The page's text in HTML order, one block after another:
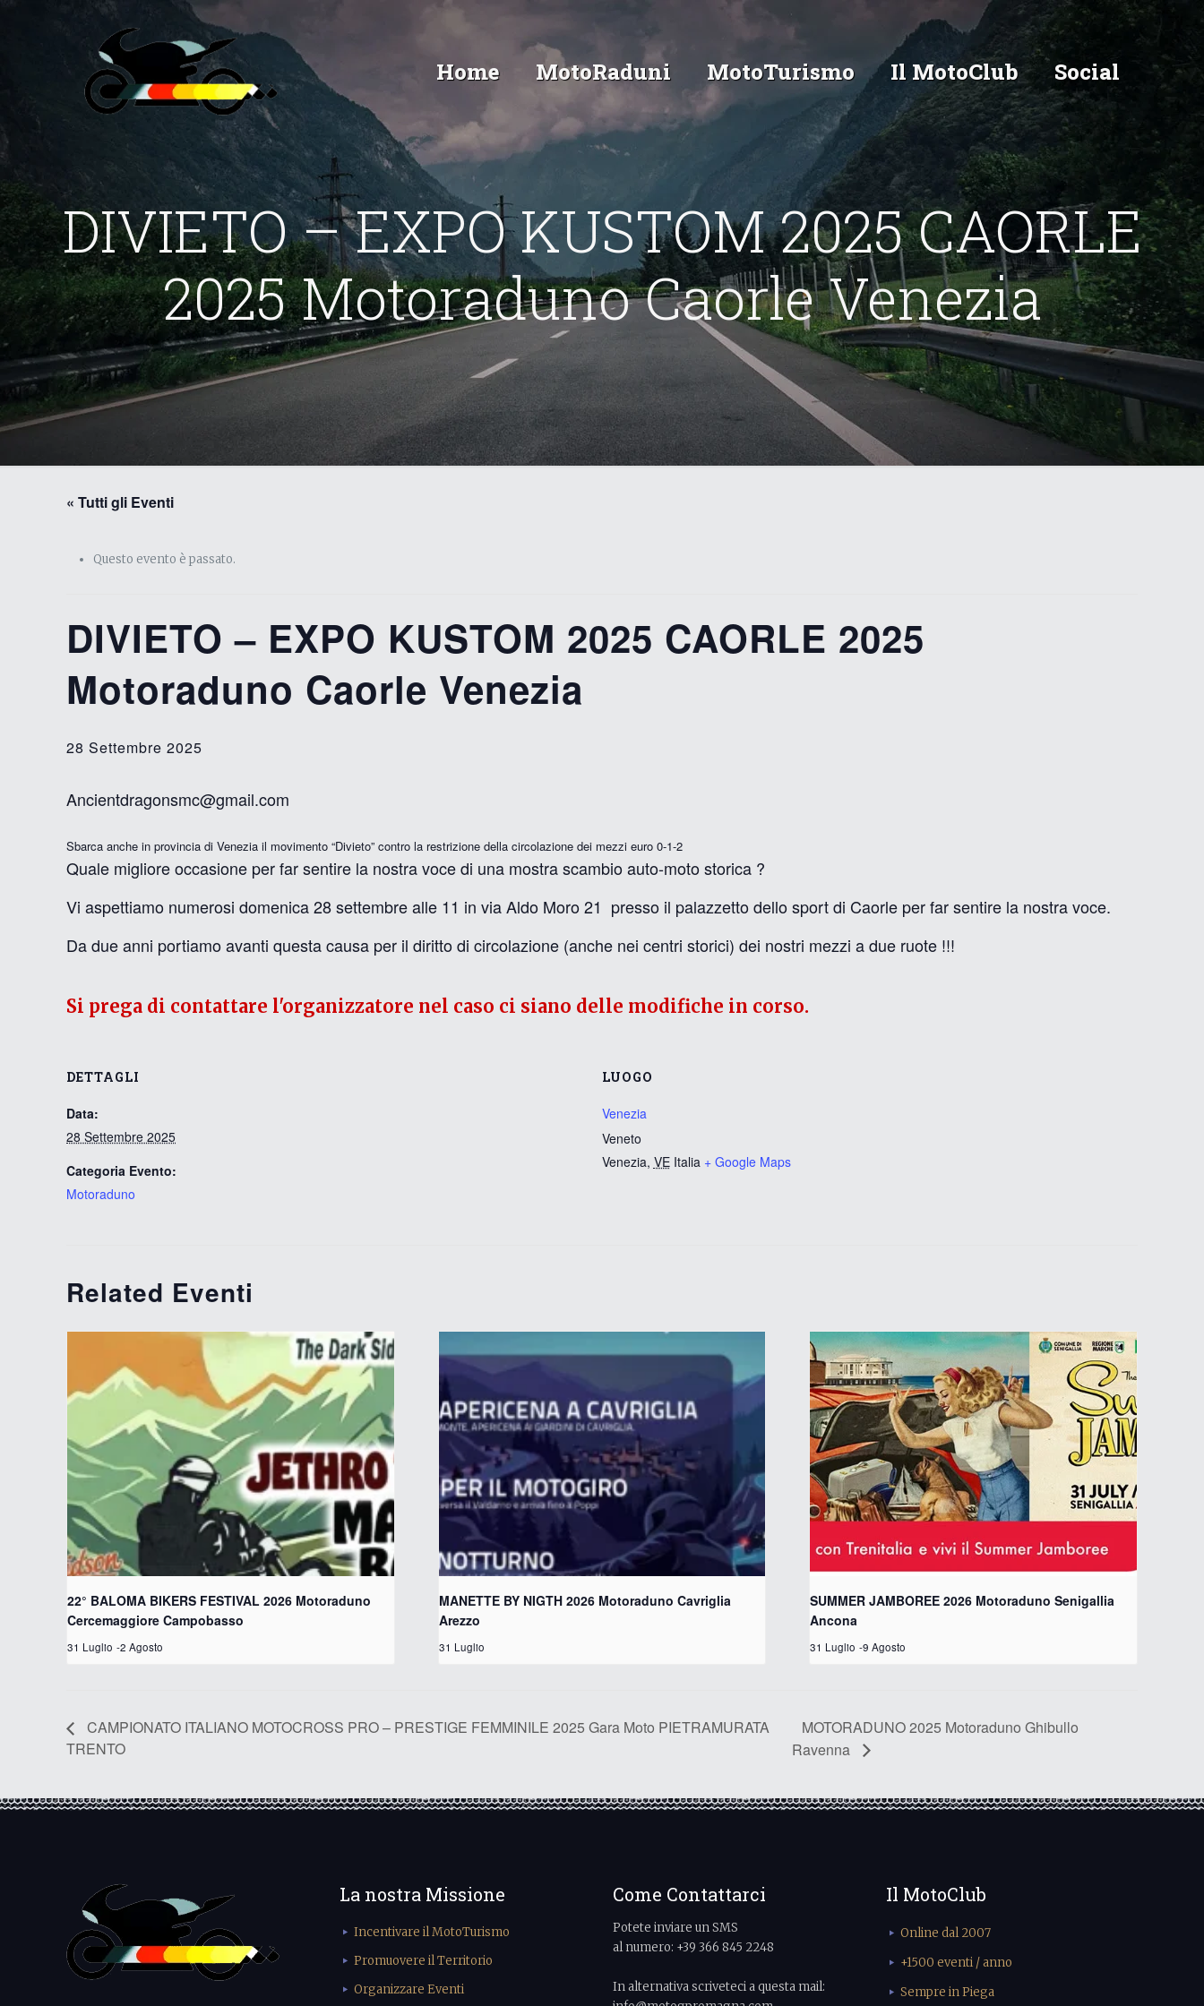
Home MotoRaduni MotoTurismo Il MotoClub Social
DIVIETO – EXPO KUSTOM 2025 CAORLE
2025 Motoraduno Caorle Venezia
« Tutti gli Eventi
Questo evento è passato.
DIVIETO – EXPO KUSTOM 2025 CAORLE 2025
Motoraduno Caorle Venezia
28 Settembre 2025
Ancientdragonsmc@gmail.com
Sbarca anche in provincia di Venezia il movimento “Divieto” contro la restrizione della circolazione dei mezzi euro 0-1-2
Quale migliore occasione per far sentire la nostra voce di una mostra scambio auto-moto storica ?
Vi aspettiamo numerosi domenica 28 settembre alle 11 in via Aldo Moro 21 presso il palazzetto dello sport di Caorle per far sentire la nostra voce.
Da due anni portiamo avanti questa causa per il diritto di circolazione (anche nei centri storici) dei nostri mezzi a due ruote !!!
DETTAGLI
Data:
28 Settembre 2025
Categoria Evento:
Motoraduno
LUOGO
Venezia
Veneto
Venezia, VE Italia + Google Maps
Related Eventi
22° BALOMA BIKERS FESTIVAL 2026 Motoraduno
Cercemaggiore Campobasso
31 Luglio -2 Agosto
MANETTE BY NIGTH 2026 Motoraduno Cavriglia
Arezzo
31 Luglio
SUMMER JAMBOREE 2026 Motoraduno Senigallia
Ancona
31 Luglio -9 Agosto
Si prega di contattare l'organizzatore nel caso ci siano delle modifiche in corso.
CAMPIONATO ITALIANO MOTOCROSS PRO – PRESTIGE FEMMINILE 2025 Gara Moto PIETRAMURATA
TRENTO
MOTORADUNO 2025 Motoraduno Ghibullo
Ravenna
La nostra Missione
Incentivare il MotoTurismo
Promuovere il Territorio
Organizzare Eventi
Come Contattarci
Potete inviare un SMS
al numero: +39 366 845 2248
In alternativa scriveteci a questa mail:
Il MotoClub
Online dal 2007
+1500 eventi / anno
Sempre in Piega